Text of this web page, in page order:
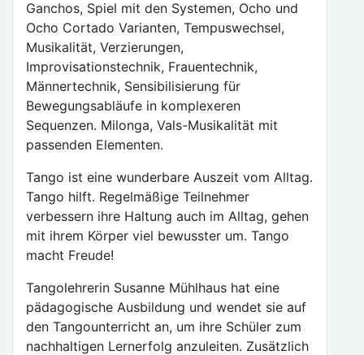
Ganchos, Spiel mit den Systemen, Ocho und
Ocho Cortado Varianten, Tempuswechsel,
Musikalität, Verzierungen,
Improvisationstechnik, Frauentechnik,
Männertechnik, Sensibilisierung für
Bewegungsabläufe in komplexeren
Sequenzen. Milonga, Vals-Musikalität mit
passenden Elementen.
Tango ist eine wunderbare Auszeit vom Alltag.
Tango hilft. Regelmäßige Teilnehmer
verbessern ihre Haltung auch im Alltag, gehen
mit ihrem Körper viel bewusster um. Tango
macht Freude!
Tangolehrerin Susanne Mühlhaus hat eine
pädagogische Ausbildung und wendet sie auf
den Tangounterricht an, um ihre Schüler zum
nachhaltigen Lernerfolg anzuleiten. Zusätzlich